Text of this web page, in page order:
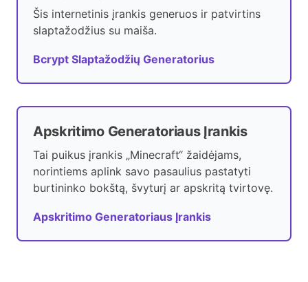
Šis internetinis įrankis generuos ir patvirtins
slaptažodžius su maiša.
Bcrypt Slaptažodžių Generatorius
Apskritimo Generatoriaus Įrankis
Tai puikus įrankis „Minecraft“ žaidėjams,
norintiems aplink savo pasaulius pastatyti
burtininko bokštą, švyturį ar apskritą tvirtovę.
Apskritimo Generatoriaus Įrankis